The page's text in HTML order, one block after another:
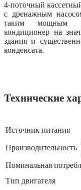
4-поточный
с дренажным
таким мощным
кондиционер на
здания и
конденсата.
Технические
Источник питания
Производительность
Номинальная
Тип двигателя